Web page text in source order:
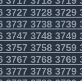
372737283729
373737383739
374737483749
375737583759
376737683769
377737783779